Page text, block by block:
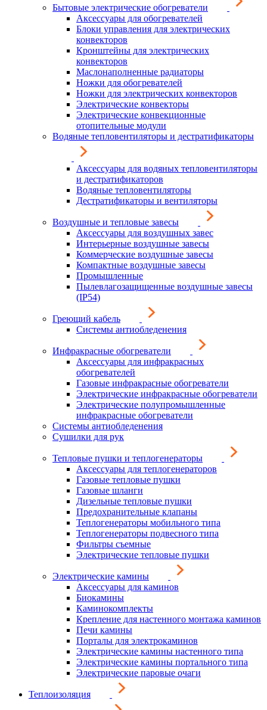
Бытовые электрические обогреватели
Аксессуары для обогревателей
Блоки управления для электрических
конвекторов
Кронштейны для электрических
конвекторов
Маслонаполненные радиаторы
Ножки для обогревателей
Ножки для электрических конвекторов
Электрические конвекторы
Электрические конвекционные
отопительные модули
Водяные тепловентиляторы и дестратификаторы
Аксессуары для водяных тепловентиляторы
и дестратификаторов
Водяные тепловентиляторы
Дестратификаторы и вентиляторы
Воздушные и тепловые завесы
Аксессуары для воздушных завес
Интерьерные воздушные завесы
Коммерческие воздушные завесы
Компактные воздушные завесы
Промышленные
Пылевлагозащищенные воздушные завесы
(IP54)
Греющий кабель
Системы антиобледенения
Инфракрасные обогреватели
Аксессуары для инфракрасных
обогревателей
Газовые инфракрасные обогреватели
Электрические инфракрасные обогреватели
Электрические полупромышленные
инфракрасные обогреватели
Системы антиобледенения
Сушилки для рук
Тепловые пушки и теплогенераторы
Аксессуары для теплогенераторов
Газовые тепловые пушки
Газовые шланги
Дизельные тепловые пушки
Предохранительные клапаны
Теплогенераторы мобильного типа
Теплогенераторы подвесного типа
Фильтры съемные
Электрические тепловые пушки
Электрические камины
Аксессуары для каминов
Биокамины
Каминокомплекты
Крепление для настенного монтажа каминов
Печи камины
Порталы для электрокаминов
Электрические камины настенного типа
Электрические камины портального типа
Электрические паровые очаги
Теплоизоляция